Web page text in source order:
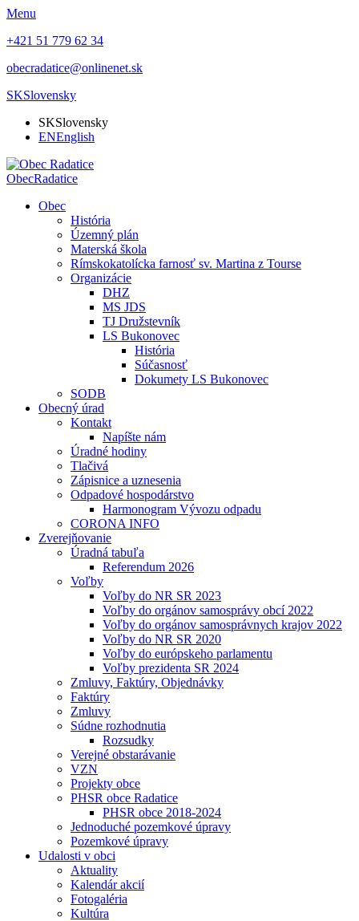
Menu
+421 51 779 62 34
obecradatice@onlinenet.sk
SKSlovensky
SKSlovensky
ENEnglish
ObecRadatice
Obec
História
Územný plán
Materská škola
Rímskokatolícka farnosť sv. Martina z Tourse
Organizácie
DHZ
MS JDS
TJ Družstevník
LS Bukonovec
História
Súčasnosť
Dokumety LS Bukonovec
SODB
Obecný úrad
Kontakt
Napíšte nám
Úradné hodiny
Tlačivá
Zápisnice a uznesenia
Odpadové hospodárstvo
Harmonogram Vývozu odpadu
CORONA INFO
Zverejňovanie
Úradná tabuľa
Referendum 2026
Voľby
Voľby do NR SR 2023
Voľby do orgánov samosprávy obcí 2022
Voľby do orgánov samosprávnych krajov 2022
Voľby do NR SR 2020
Voľby do európskeho parlamentu
Voľby prezidenta SR 2024
Zmluvy, Faktúry, Objednávky
Faktúry
Zmluvy
Súdne rozhodnutia
Rozsudky
Verejné obstarávanie
VZN
Projekty obce
PHSR obce Radatice
PHSR obce 2018-2024
Jednoduché pozemkové úpravy
Pozemkové úpravy
Udalosti v obci
Aktuality
Kalendár akcií
Fotogaléria
Kultúra